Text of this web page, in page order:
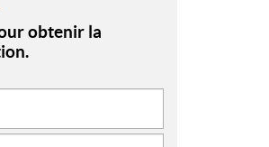
obtenir la